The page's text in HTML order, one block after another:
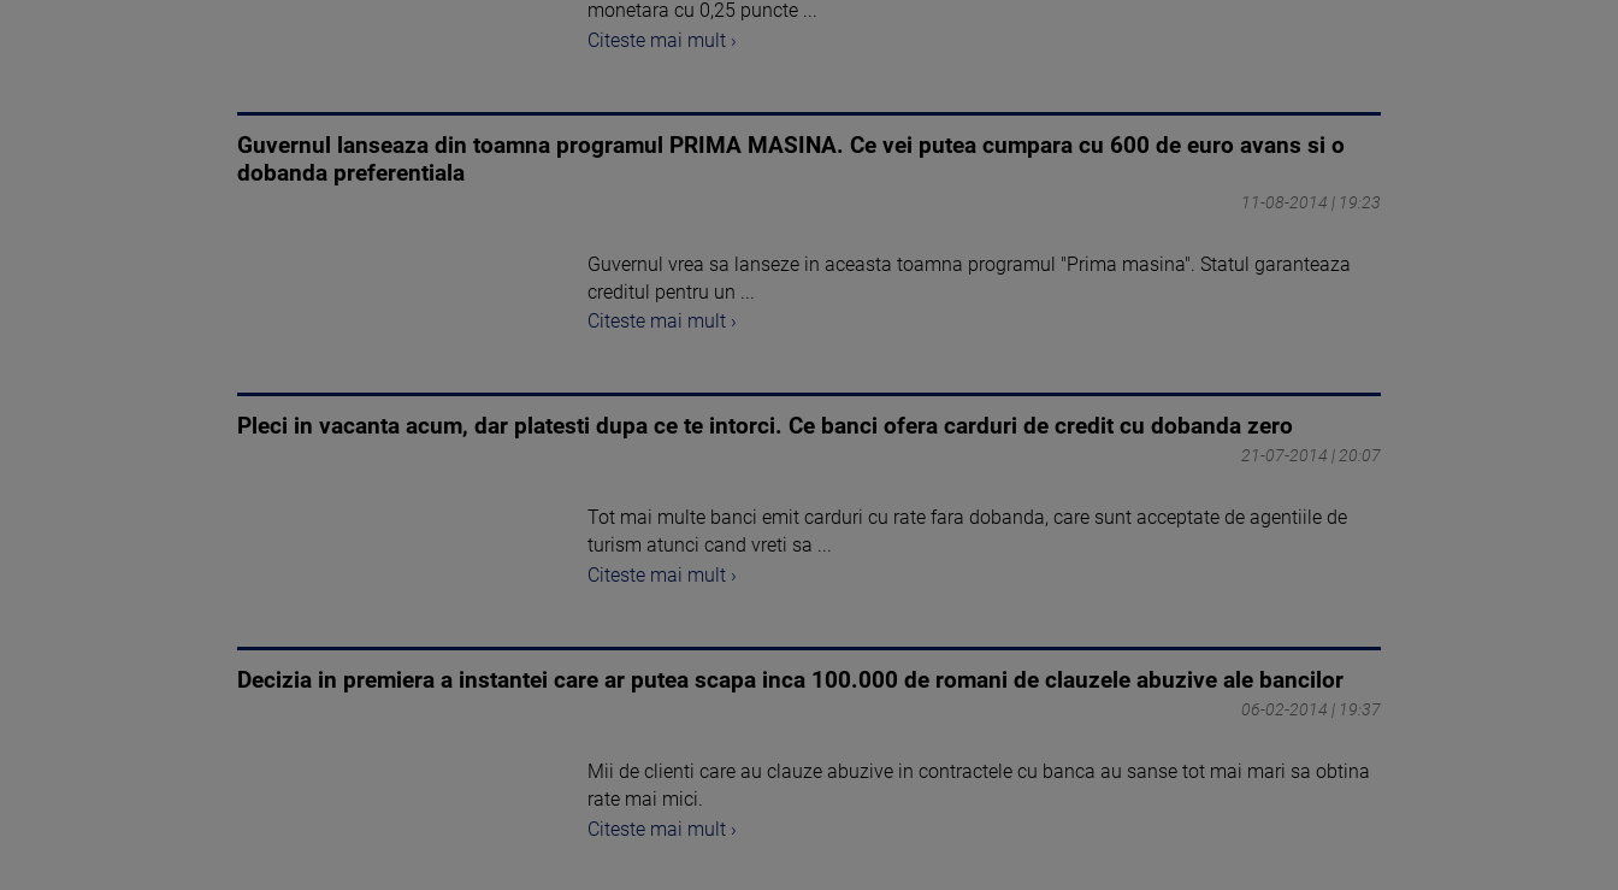
monetara cu 0,25 puncte ...
Citeste mai mult ›
Guvernul lanseaza din toamna programul PRIMA MASINA. Ce vei putea cumpara cu 600 de euro avans si o
dobanda preferentiala
11-08-2014 | 19:23
Guvernul vrea sa lanseze in aceasta toamna programul "Prima masina". Statul garanteaza
creditul pentru un ...
Citeste mai mult ›
Pleci in vacanta acum, dar platesti dupa ce te intorci. Ce banci ofera carduri de credit cu dobanda zero
21-07-2014 | 20:07
Tot mai multe banci emit carduri cu rate fara dobanda, care sunt acceptate de agentiile de
turism atunci cand vreti sa ...
Citeste mai mult ›
Decizia in premiera a instantei care ar putea scapa inca 100.000 de romani de clauzele abuzive ale bancilor
06-02-2014 | 19:37
Mii de clienti care au clauze abuzive in contractele cu banca au sanse tot mai mari sa obtina
rate mai mici.
Citeste mai mult ›